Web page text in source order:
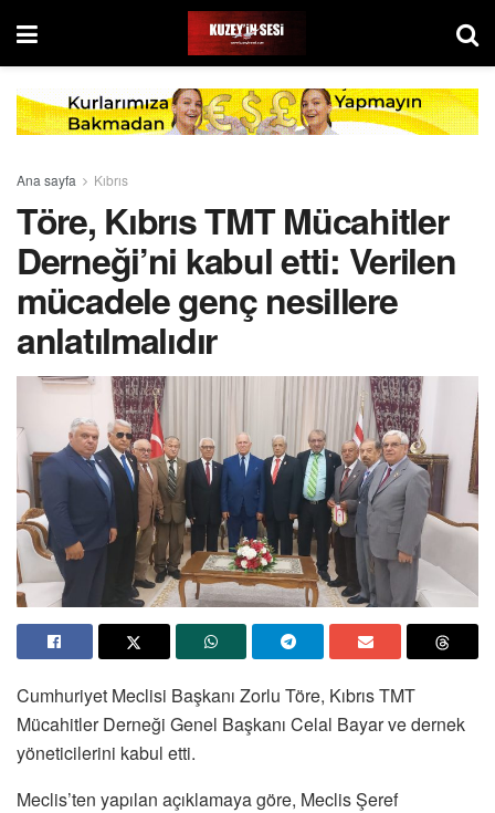
Ana sayfa Kıbrıs
Töre, Kıbrıs TMT Mücahitler
Derneği’ni kabul etti: Verilen
mücadele genç nesillere
anlatılmalıdır
Cumhuriyet Meclisi Başkanı Zorlu Töre, Kıbrıs TMT
Mücahitler Derneği Genel Başkanı Celal Bayar ve dernek
yöneticilerini kabul etti.
Meclis’ten yapılan açıklamaya göre, Meclis Şeref